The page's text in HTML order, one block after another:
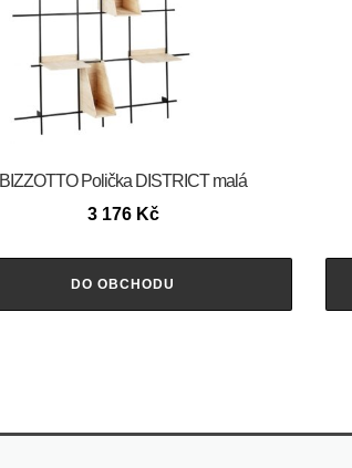
BIZZOTTO Polička DISTRICT malá
3 176 Kč
DO OBCHODU